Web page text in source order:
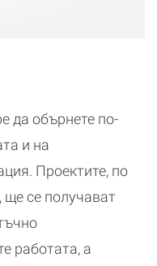
да обърнете по-
и на
Проектите, по
ще се получават
работата, а